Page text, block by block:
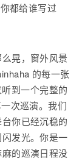
都给谁写过
晃，窗外风景
的每一张
到一个完整的
次巡演。我们
你已经沉稳的
发光。你是一
的巡演日程没